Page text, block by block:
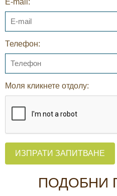
E-mail:
Телефон:
Моля кликнете отдолу:
ИЗПРАТИ ЗАПИТВАНЕ
ПОДОБНИ